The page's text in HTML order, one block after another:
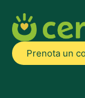
Prenota un